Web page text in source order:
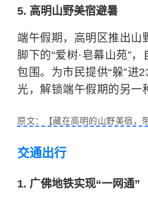
5. 高明山野美宿避暑
端午假期，高明区推出山
脚下的“爱树·皂幕山苑”
包围。为市民提供“躲”
光，解锁端午假期的另一
原文：【藏在高明的山野美宿，
交通出行
1. 广佛地铁实现“一网通”